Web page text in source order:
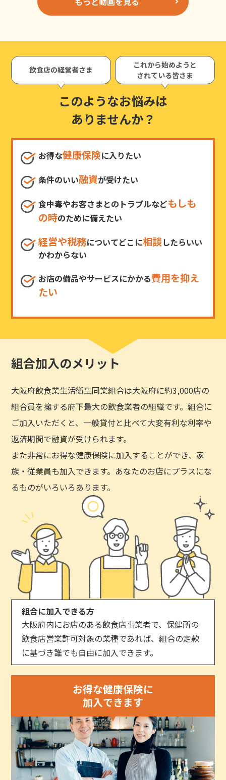
飲食店の経営者さま
これから始めようと
されている皆さま
このようなお悩みは
ありませんか？
お得な健康保険に入りたい
条件のいい融資が受けたい
食中毒やお客さまとのトラブルなどもしも
の時のために備えたい
経営や税務についてどこに相談したらいい
かわからない
お店の備品やサービスにかかる費用を抑え
たい
組合加入のメリット
大阪府飲食業生活衛生同業組合は大阪府に約3,000店の
組合員を擁する府下最大の飲食業者の組織です。組合に
ご加入いただくと、一般貸付と比べて大変有利な利率や
返済期間で融資が受けられます。
また非常にお得な健康保険に加入することができ、家
族・従業員も加入できます。あなたのお店にプラスにな
るものがいろいろあります。
組合に加入できる方
大阪府内にお店のある飲食店事業者で、保健所の
飲食店営業許可対象の業種であれば、組合の定款
に基づき誰でも自由に加入できます。
お得な健康保険に
加入できます